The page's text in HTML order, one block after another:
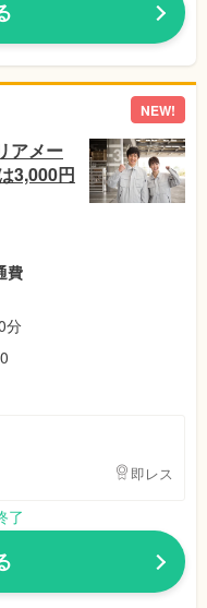
NEW!
アメー
3,000円
費
分
即レス
了